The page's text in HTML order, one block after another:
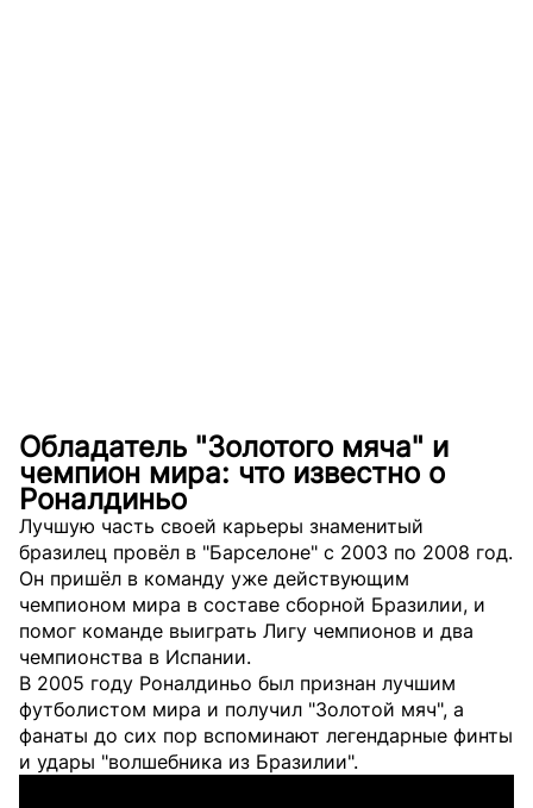
Обладатель "Золотого мяча" и
чемпион мира: что известно о
Роналдиньо
Лучшую часть своей карьеры знаменитый
бразилец провёл в "Барселоне" с 2003 по 2008 год.
Он пришёл в команду уже действующим
чемпионом мира в составе сборной Бразилии, и
помог команде выиграть Лигу чемпионов и два
чемпионства в Испании.
В 2005 году Роналдиньо был признан лучшим
футболистом мира и получил "Золотой мяч", а
фанаты до сих пор вспоминают легендарные финты
и удары "волшебника из Бразилии".